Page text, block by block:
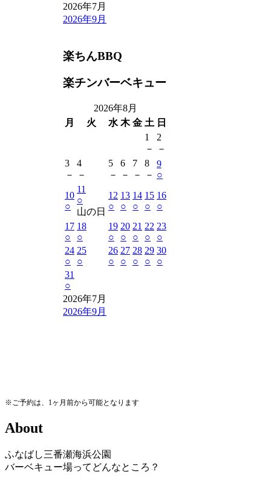
2026年7月
2026年9月
楽ちんBBQ
楽チンバーベキュー
2026年8月
月
火 水 木 金 土 日
1
－
2
－
3
－
4
－
5
－
6
－
7
－
8
－
9
○
10
○
11
○
山の日
12
○
13
○
14
○
15
○
16
○
17
○
18
○
19
○
20
○
21
○
22
○
23
○
24
○
25
○
26
○
27
○
28
○
29
○
30
○
31
○
2026年7月
2026年9月
※ご予約は、1ヶ月前から可能となります
About
ふなばし三番瀬海浜公園
バーベキュー場ってどんなところ？